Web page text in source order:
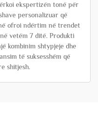
ekspertizën tonë për
personalizuar që
ofroi ndërtim në trendet
vetëm 7 ditë. Produkti
kombinim shtypjeje dhe
të suksesshëm që
shitjesh.